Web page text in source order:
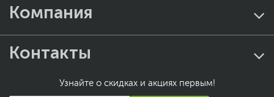
Продвинутые модели для тех, кто серьезно относится к
данных о своем организме.
Ключевые возможности премиальных моделей:
поколения, SpO2, температура кожи
Компания
Контакты
Узнайте о скидках и акциях первым!